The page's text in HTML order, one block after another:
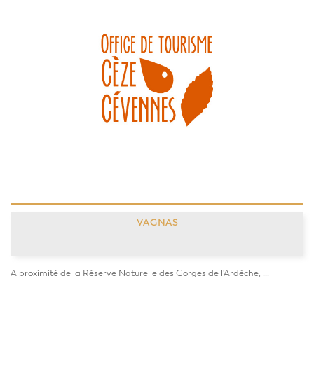
VAGNAS
A proximité de la Réserve Naturelle des Gorges de l'Ardèche, ...